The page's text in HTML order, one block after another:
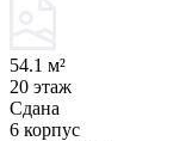
54.1 м²
20 этаж
Сдана
6 корпус